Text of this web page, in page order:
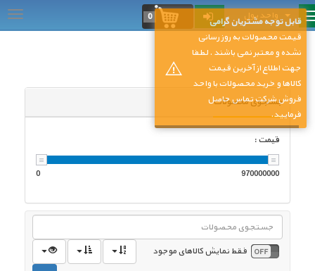
... واحد پول 0
جستجوی محصولات
قیمت :
0 970000000
فقط نمایش کالاهای موجود
قابل توجه مشتریان گرامی
قیمت محصولات به روز رسانی
نشده و معتبر نمی باشند . لطفا
جهت اطلاع از آخرین قیمت
کالاها و خرید محصولات با واحد
فروش شرکت تماس حاصل
فرمایید.